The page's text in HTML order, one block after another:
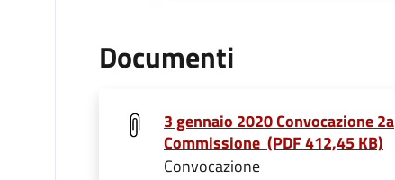
Documenti
3 gennaio 2020 Convocazione 2a
Commissione (PDF 412,45 KB)
Convocazione